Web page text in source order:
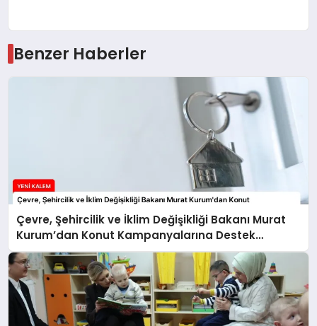
Benzer Haberler
Çevre, Şehircilik ve İklim Değişikliği Bakanı Murat
Kurum’dan Konut Kampanyalarına Destek
Açıklaması